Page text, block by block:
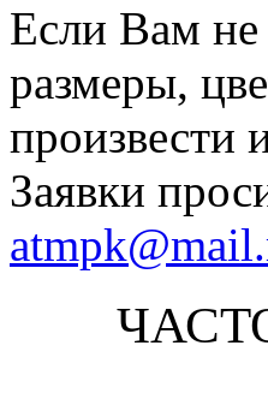
Если Вам не
размеры,
произвести
Заявки